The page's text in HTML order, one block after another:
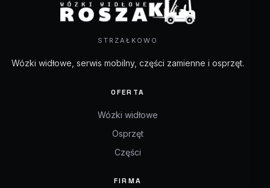
STRZAŁKOWO
Wózki widłowe, serwis mobilny, części zamienne i osprzęt.
OFERTA
Wózki widłowe
Osprzęt
Części
FIRMA